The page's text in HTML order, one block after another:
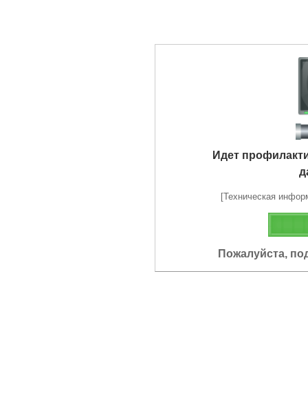
Идет
[Техническая
Пожалуйста,